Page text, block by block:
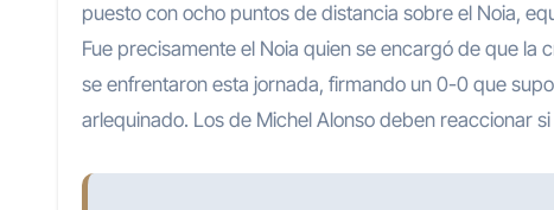
puesto con ocho puntos de distancia sobre el Noia,
Fue precisamente el Noia quien se encargó de que la
se enfrentaron esta jornada, firmando un 0-0 que
arlequinado. Los de Michel Alonso deben reaccionar